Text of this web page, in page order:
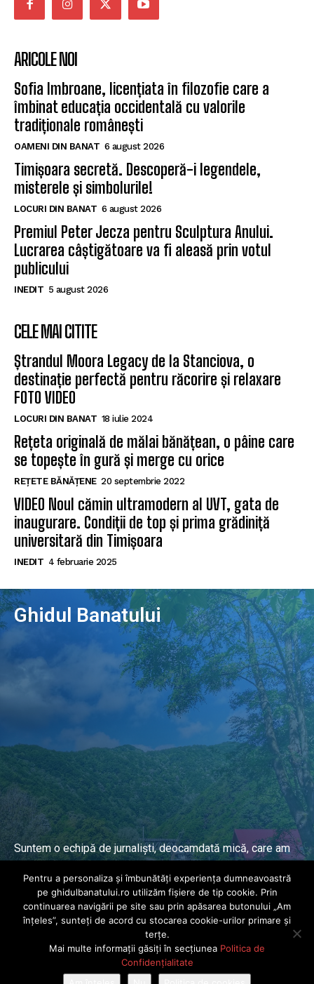
ARICOLE NOI
Sofia Imbroane, licențiata în filozofie care a
îmbinat educația occidentală cu valorile
tradiționale românești
OAMENI DIN BANAT 6 august 2026
Timișoara secretă. Descoperă-i legendele,
misterele și simbolurile!
LOCURI DIN BANAT 6 august 2026
Premiul Peter Jecza pentru Sculptura Anului.
Lucrarea câștigătoare va fi aleasă prin votul
publicului
INEDIT 5 august 2026
CELE MAI CITITE
Ștrandul Moora Legacy de la Stanciova, o
destinație perfectă pentru răcorire și relaxare
FOTO VIDEO
LOCURI DIN BANAT 18 iulie 2024
Rețeta originală de mălai bănățean, o pâine care
se topește în gură și merge cu orice
REȚETE BĂNĂȚENE 20 septembrie 2022
VIDEO Noul cămin ultramodern al UVT, gata de
inaugurare. Condiții de top și prima grădiniță
universitară din Timișoara
INEDIT 4 februarie 2025
Ghidul Banatului
Suntem o echipă de jurnaliști, deocamdată mică, care am
ani.
© Ghidul Banatului 2025. Toate drepturile rezervate · Dezvoltat de
Power Media FX
Pentru a personaliza și îmbunătăți experiența dumneavoastră
pe ghidulbanatului.ro utilizăm fișiere de tip cookie. Prin
continuarea navigării pe site sau prin apăsarea butonului „Am
înțeles”, sunteți de acord cu stocarea cookie-urilor primare și
terțe.
Mai multe informații găsiți în secțiunea Politica de
Confidențialitate